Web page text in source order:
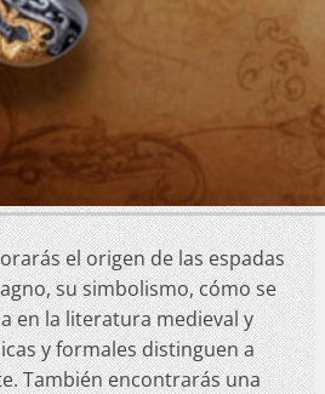
el origen de las espadas
su simbolismo, cómo se
en la literatura medieval y
y formales distinguen a
También encontrarás una